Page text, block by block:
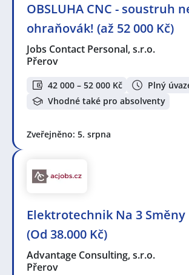
OBSLUHA CNC - soustruh
ohraňovák! (až 52 000 Kč)
Jobs Contact Personal, s.r.o.
Přerov
42 000 – 52 000 Kč
Plný
Vhodné také pro absolventy
Zveřejněno: 5. srpna
Elektrotechnik Na 3 Směny
(Od 38.000 Kč)
Advantage Consulting, s.r.o.
Přerov